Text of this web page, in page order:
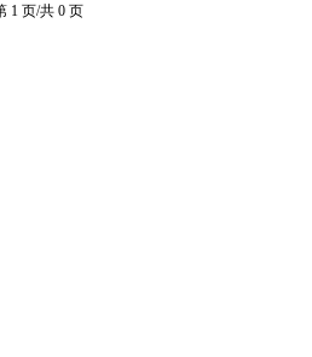
1 页/共 0 页